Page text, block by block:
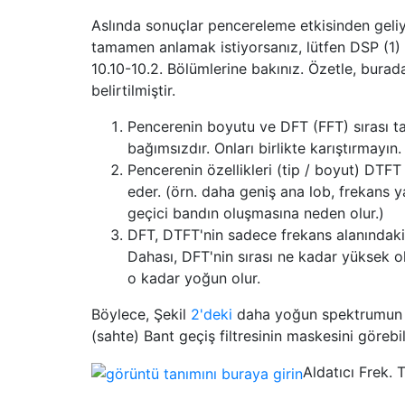
Aslında sonuçlar pencereleme etkisinden
tamamen anlamak istiyorsanız, lütfen DSP
10.10-10.2. Bölümlerine bakınız. Özetle,
belirtilmiştir.
Pencerenin boyutu ve DFT (FFT) sırası
bağımsızdır. Onları birlikte karıştırmayın.
Pencerenin özellikleri (tip / boyut)
eder. (örn. daha geniş ana lob, frekans
geçici bandın oluşmasına neden olur.)
DFT, DTFT'nin sadece frekans
Dahası, DFT'nin sırası ne kadar yüksek
o kadar yoğun olur.
Böylece, Şekil 2'deki daha yoğun spektrumun
(sahte) Bant geçiş filtresinin maskesini
Aldatıcı Frek.